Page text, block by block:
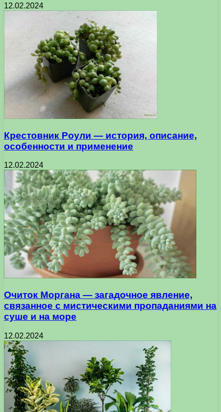
12.02.2024
Крестовник Роули — история, описание,
особенности и применение
12.02.2024
Очиток Моргана — загадочное явление,
связанное с мистическими пропаданиями на
суше и на море
12.02.2024